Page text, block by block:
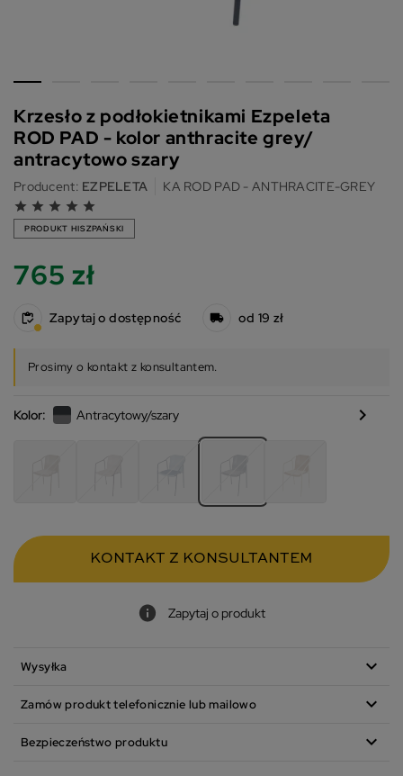
Krzesło z podłokietnikami Ezpeleta
ROD PAD - kolor anthracite grey/
antracytowo szary
Producent: EZPELETA KA ROD PAD - ANTHRACITE-GREY
grade grade grade grade grade
PRODUKT HISZPAŃSKI
765 zł
Zapytaj o dostępność od 19 zł
Prosimy o kontakt z konsultantem.
Kolor: Antracytowy/szary chevron_right
KONTAKT Z KONSULTANTEM
Zapytaj o produkt
Wysyłka expand_more
Zamów produkt telefonicznie lub mailowo expand_more
Bezpieczeństwo produktu expand_more